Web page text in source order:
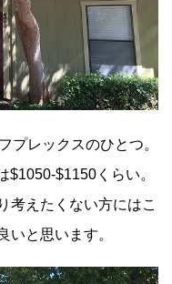
プレックスのひとつ。
$1050-$1150くらい。
考えたくない方にはこ
いと思います。